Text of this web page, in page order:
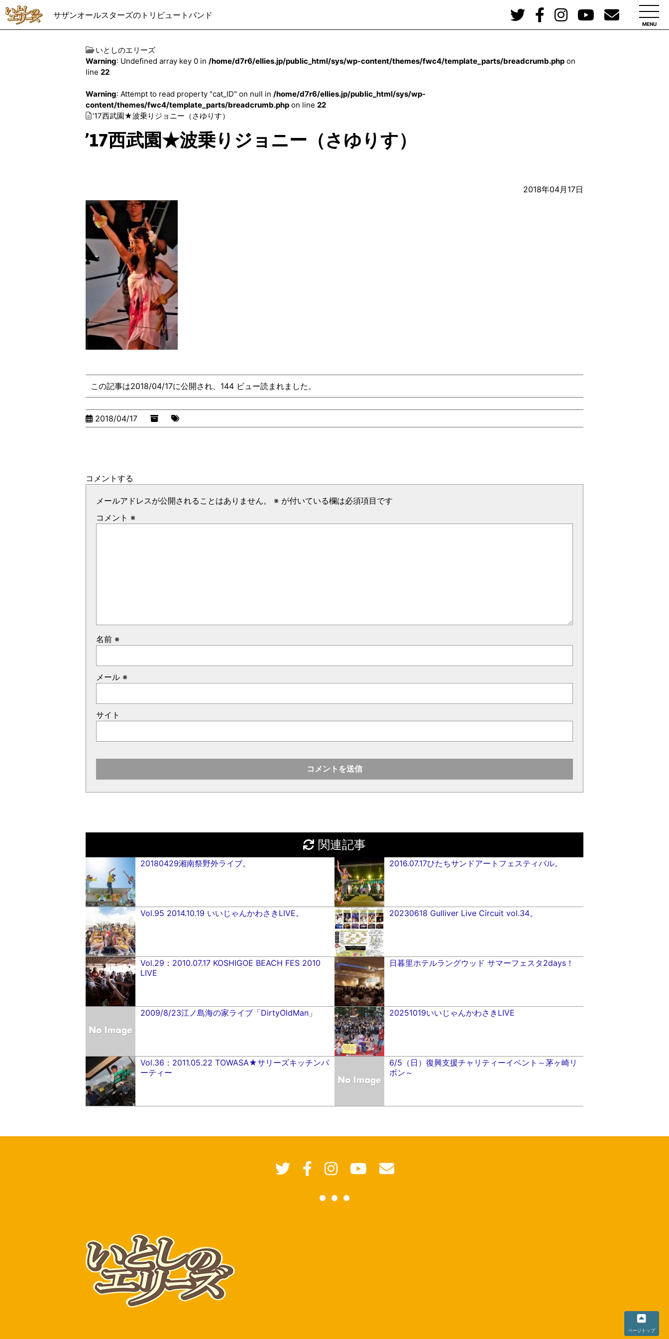
サザンオールスターズのトリビュートバンド
MENU
いとしのエリーズ
Warning: Undefined array key 0 in /home/d7r6/ellies.jp/public_html/sys/wp-content/themes/fwc4/template_parts/breadcrumb.php on
line 22
Warning: Attempt to read property "cat_ID" on null in /home/d7r6/ellies.jp/public_html/sys/wp-
content/themes/fwc4/template_parts/breadcrumb.php on line 22
’17西武園★波乗りジョニー（さゆりす）
’17西武園★波乗りジョニー（さゆりす）
2018年04月17日
この記事は2018/04/17に公開され、144 ビュー読まれました。
2018/04/17
コメントする
メールアドレスが公開されることはありません。 ※ が付いている欄は必須項目です
コメント ※
名前 ※
メール ※
サイト
関連記事
20180429湘南祭野外ライブ。 2016.07.17ひたちサンドアートフェスティバル。
Vol.95 2014.10.19 いいじゃんかわさきLIVE。 20230618 Gulliver Live Circuit vol.34。
Vol.29：2010.07.17 KOSHIGOE BEACH FES 2010
LIVE
日暮里ホテルラングウッド サマーフェスタ2days！
2009/8/23江ノ島海の家ライブ「DirtyOldMan」 20251019いいじゃんかわさきLIVE
Vol.36：2011.05.22 TOWASA★サリーズキッチンパ
ーティー
6/5（日）復興支援チャリティーイベント～茅ヶ崎リ
ボン～